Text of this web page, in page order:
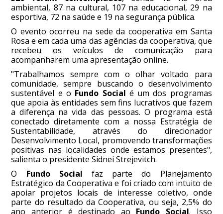
ambiental, 87 na cultural, 107 na educacional, 29 na
esportiva, 72 na saúde e 19 na segurança pública.
O evento ocorreu na sede da cooperativa em Santa
Rosa e em cada uma das agências da cooperativa, que
recebeu os veículos de comunicação para
acompanharem uma apresentação online.
"Trabalhamos sempre com o olhar voltado para
comunidade, sempre buscando o desenvolvimento
sustentável e o Fundo Social é um dos programas
que apoia às entidades sem fins lucrativos que fazem
a diferença na vida das pessoas. O programa está
conectado diretamente com a nossa Estratégia de
Sustentabilidade, através do direcionador
Desenvolvimento Local, promovendo transformações
positivas nas localidades onde estamos presentes",
salienta o presidente Sidnei Strejevitch.
O Fundo Social faz parte do Planejamento
Estratégico da Cooperativa e foi criado com intuito de
apoiar projetos locais de interesse coletivo, onde
parte do resultado da Cooperativa, ou seja, 2,5% do
ano anterior é destinado ao Fundo Social. Isso